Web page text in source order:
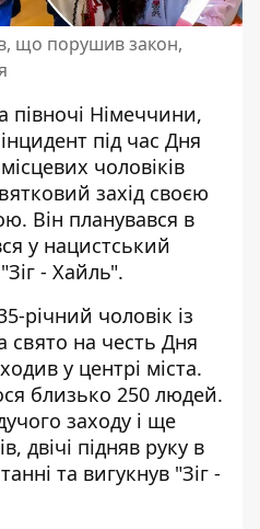
що порушив закон,
півночі Німеччини,
під час Дня
чоловіків
захід своєю
. Він планувався в
у нацистський
- Хайль".
річний чоловік із
на честь Дня
у центрі міста.
близько 250 людей.
заходу і ще
двічі підняв руку в
та вигукнув "Зіг -